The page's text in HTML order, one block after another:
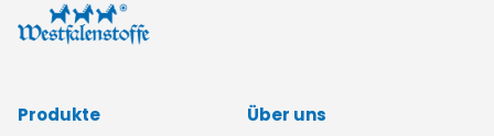
Produkte Über uns